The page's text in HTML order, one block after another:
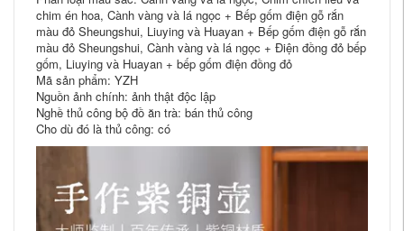
chim én hoa, Cành vàng và lá ngọc + Bếp gốm điện gỗ rắn
màu đỏ Sheungshui, Liuying và Huayan + Bếp gốm điện gỗ rắn
màu đỏ Sheungshui, Cành vàng và lá ngọc + Điện đồng đỏ bếp
gốm, Liuying và Huayan + bếp gốm điện đồng đỏ
Mã sản phẩm: YZH
Nguồn ảnh chính: ảnh thật độc lập
Nghề thủ công bộ đồ ăn trà: bán thủ công
Cho dù đó là thủ công: có